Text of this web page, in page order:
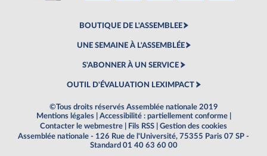
BOUTIQUE DE L'ASSEMBLEE
UNE SEMAINE À L'ASSEMBLÉE
S'ABONNER À UN SERVICE
OUTIL D'ÉVALUATION LEXIMPACT
©Tous droits réservés Assemblée nationale 2019
Mentions légales
Accessibilité : partiellement conforme
Contacter le webmestre
Fils RSS
Gestion des cookies
Assemblée nationale - 126 Rue de l'Université, 75355 Paris 07 SP -
Standard 01 40 63 60 00